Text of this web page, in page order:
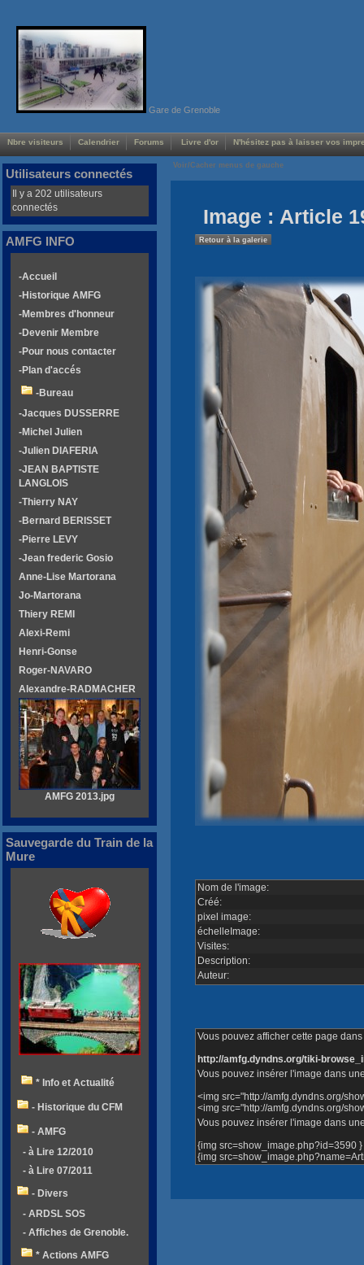
Gare de Grenoble
Nbre visiteurs Calendrier Forums Livre d'or N'hésitez pas à laisser vos
Voir/Cacher menus de gauche
Image : Article
Retour à la galerie
Nom de l'image:
Créé:
pixel image:
échelleImage:
Visites:
Description:
Auteur:
Vous pouvez afficher cette page
http://amfg.dyndns.org/tiki-
Vous pouvez insérer l'image dans
<img src="http://amfg.dyndns.org/
<img src="http://amfg.dyndns.org/
Vous pouvez insérer l'image dans
{img src=show_image.php?id=3590 }
{img
Utilisateurs connectés
Il y a 202 utilisateurs
connectés
AMFG INFO
-Accueil
-Historique AMFG
-Membres d'honneur
-Devenir Membre
-Pour nous contacter
-Plan d'accés
-Bureau
-Jacques DUSSERRE
-Michel Julien
-Julien DIAFERIA
-JEAN BAPTISTE
LANGLOIS
-Thierry NAY
-Bernard BERISSET
-Pierre LEVY
-Jean frederic Gosio
Anne-Lise Martorana
Jo-Martorana
Thiery REMI
Alexi-Remi
Henri-Gonse
Roger-NAVARO
Alexandre-RADMACHER
AMFG 2013.jpg
Sauvegarde du Train de la
Mure
* Info et Actualité
- Historique du CFM
- AMFG
- à Lire 12/2010
- à Lire 07/2011
- Divers
- ARDSL SOS
- Affiches de Grenoble.
* Actions AMFG